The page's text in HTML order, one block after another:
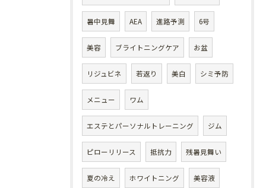
暑中見舞 AEA 進路予測 6号
美容 ブライトニングケア お盆
リジュビネ 若返り 美白 シミ予防
メニュー ワム
エステとパーソナルトレーニング ジム
ピローリリース 抵抗力 残暑見舞い
夏の冷え ホワイトニング 美容液